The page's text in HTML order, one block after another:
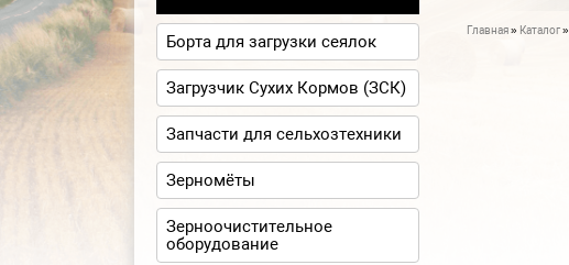
Вы здесь
Главная» Каталог»
Борта для загрузки сеялок
Загрузчик Сухих Кормов (ЗСК)
Запчасти для сельхозтехники
Зерномёты
Зерноочистительное
оборудование